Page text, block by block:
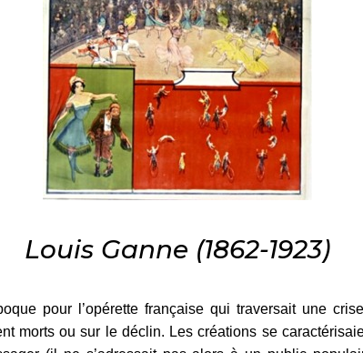
Louis Ganne (1862-1923)
pour l’opérette française qui traversait une
morts ou sur le déclin. Les créations se